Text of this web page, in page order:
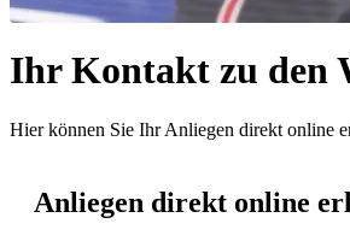
Ihr Kontakt zu den
Hier können Sie Ihr Anliegen direkt online
Anliegen direkt online